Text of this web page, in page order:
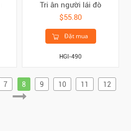
Tri ân người lái đò
$55.80
Đặt mua
HGI-490
7 8 9 10 11 12